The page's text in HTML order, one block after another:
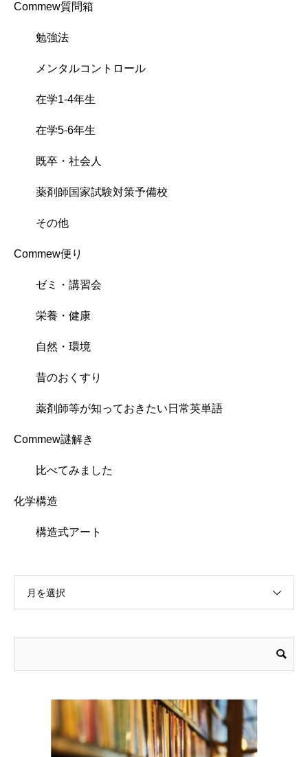
Commew質問箱
勉強法
メンタルコントロール
在学1-4年生
在学5-6年生
既卒・社会人
薬剤師国家試験対策予備校
その他
Commew便り
ゼミ・講習会
栄養・健康
自然・環境
昔のおくすり
薬剤師等が知っておきたい日常英単語
Commew謎解き
比べてみました
化学構造
構造式アート
月を選択